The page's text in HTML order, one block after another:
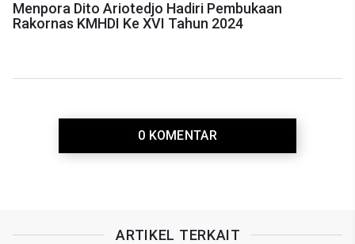
Menpora Dito Ariotedjo Hadiri Pembukaan
Rakornas KMHDI Ke XVI Tahun 2024
0 KOMENTAR
ARTIKEL TERKAIT